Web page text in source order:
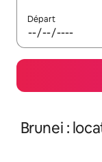
Départ
Brunei :